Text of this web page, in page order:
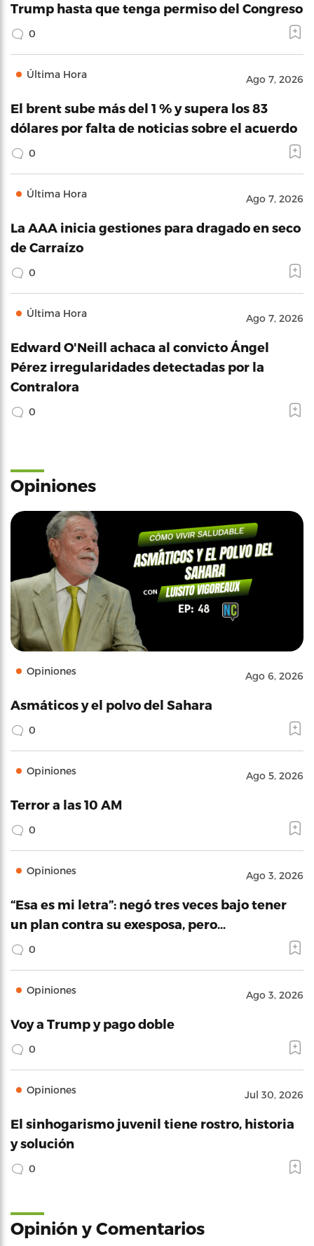
Trump hasta que tenga permiso del Congreso
0
Última Hora Ago 7, 2026
El brent sube más del 1 % y supera los 83
dólares por falta de noticias sobre el acuerdo
0
Última Hora Ago 7, 2026
La AAA inicia gestiones para dragado en seco
de Carraízo
0
Última Hora Ago 7, 2026
Edward O'Neill achaca al convicto Ángel
Pérez irregularidades detectadas por la
Contralora
0
Opiniones
Opiniones Ago 6, 2026
Asmáticos y el polvo del Sahara
0
Opiniones Ago 5, 2026
Terror a las 10 AM
0
Opiniones Ago 3, 2026
“Esa es mi letra”: negó tres veces bajo tener
un plan contra su exesposa, pero…
0
Opiniones Ago 3, 2026
Voy a Trump y pago doble
0
Opiniones Jul 30, 2026
El sinhogarismo juvenil tiene rostro, historia
y solución
0
Opinión y Comentarios